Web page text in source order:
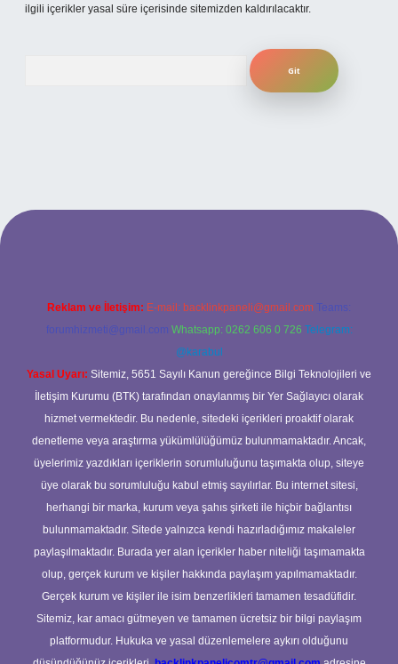
ilgili içerikler yasal süre içerisinde sitemizden kaldırılacaktır.
giriş
Reklam ve İletişim: E-mail: backlinkpaneli@gmail.com Teams:
forumhizmeti@gmail.com Whatsapp: 0262 606 0 726 Telegram:
@karabul
Yasal Uyarı: Sitemiz, 5651 Sayılı Kanun gereğince Bilgi Teknolojileri ve
İletişim Kurumu (BTK) tarafından onaylanmış bir Yer Sağlayıcı olarak
hizmet vermektedir. Bu nedenle, sitedeki içerikleri proaktif olarak
denetleme veya araştırma yükümlülüğümüz bulunmamaktadır. Ancak,
üyelerimiz yazdıkları içeriklerin sorumluluğunu taşımakta olup, siteye
üye olarak bu sorumluluğu kabul etmiş sayılırlar. Bu internet sitesi,
herhangi bir marka, kurum veya şahıs şirketi ile hiçbir bağlantısı
bulunmamaktadır. Sitede yalnızca kendi hazırladığımız makaleler
paylaşılmaktadır. Burada yer alan içerikler haber niteliği taşımamakta
olup, gerçek kurum ve kişiler hakkında paylaşım yapılmamaktadır.
Gerçek kurum ve kişiler ile isim benzerlikleri tamamen tesadüfidir.
Sitemiz, kar amacı gütmeyen ve tamamen ücretsiz bir bilgi paylaşım
platformudur. Hukuka ve yasal düzenlemelere aykırı olduğunu